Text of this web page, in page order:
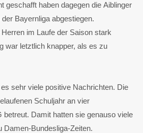
geschafft haben dagegen die Aiblinger
Bayernliga abgestiegen.
im Laufe der Saison stark
war letztlich knapper, als es zu
sehr viele positive Nachrichten. Die
Schuljahr an vier
betreut. Damit hatten sie genauso viele
Damen-Bundesliga-Zeiten.